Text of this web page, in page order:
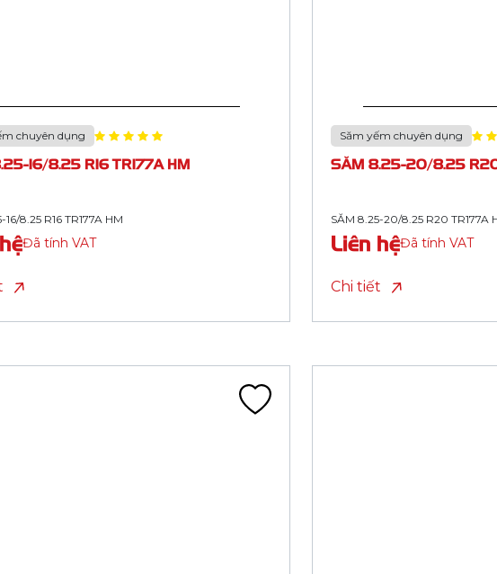
chuyên dụng
16/8.25 R16 TR175A HM
16/8.25 R16 TR175A HM
Đã tính VAT
Săm yếm chuyên dụng
SĂM 10.00-20/10.00
SĂM 10.00-20/10.00 R20
Liên hệĐã tính VAT
Chi tiết